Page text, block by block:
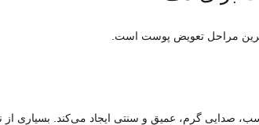
مراحل تعویض پوست است.
صدایی گرم، عمیق و سنتی ایجاد می‌کند. بسیاری از